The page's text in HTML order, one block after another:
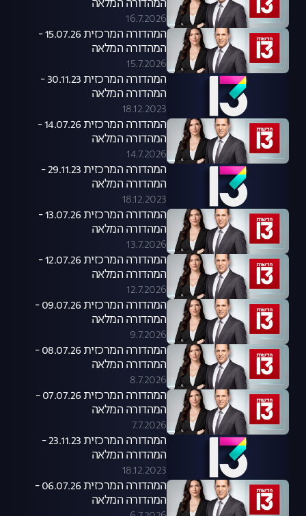
המהדורה המלאה
16.7.2026
המהדורה המרכזית 15.07.26 -
המהדורה המלאה
15.7.2026
המהדורה המרכזית 30.11.23 -
המהדורה המלאה
18.12.2023
המהדורה המרכזית 14.07.26 -
המהדורה המלאה
14.7.2026
המהדורה המרכזית 29.11.23 -
המהדורה המלאה
18.12.2023
המהדורה המרכזית 13.07.26 -
המהדורה המלאה
13.7.2026
המהדורה המרכזית 12.07.26 -
המהדורה המלאה
12.7.2026
המהדורה המרכזית 09.07.26 -
המהדורה המלאה
9.7.2026
המהדורה המרכזית 08.07.26 -
המהדורה המלאה
8.7.2026
המהדורה המרכזית 07.07.26 -
המהדורה המלאה
7.7.2026
המהדורה המרכזית 23.11.23 -
המהדורה המלאה
18.12.2023
המהדורה המרכזית 06.07.26 -
המהדורה המלאה